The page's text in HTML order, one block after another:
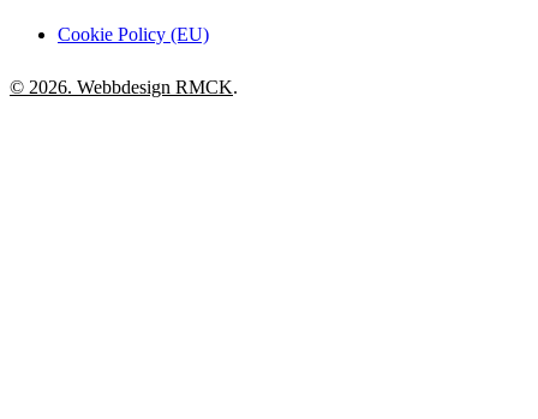
Cookie Policy (EU)
© 2026. Webbdesign RMCK.